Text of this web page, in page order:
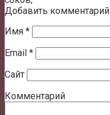
Добавить комментарий
Имя *
Email *
Сайт
Комментарий